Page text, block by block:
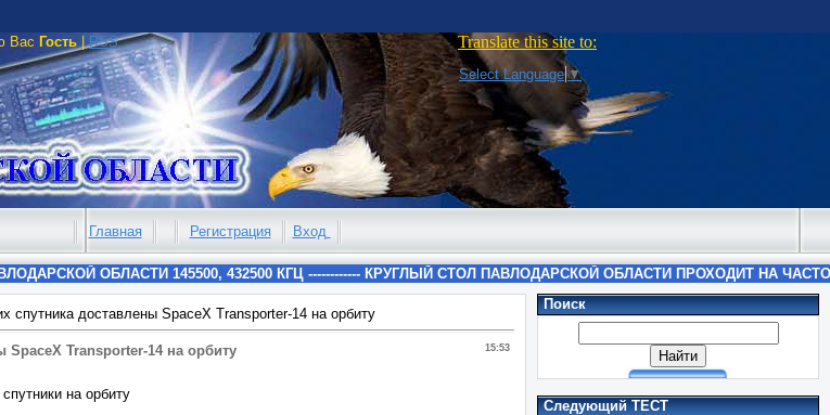
Вас Гость|RSS Translate this site to:
Select Language ▼
Главная Регистрация Вход
спутника доставлены SpaceX Transporter-14 на орбиту
15:53
Transporter-14 на орбиту
на орбиту
Поиск
Следующий ТЕСТ